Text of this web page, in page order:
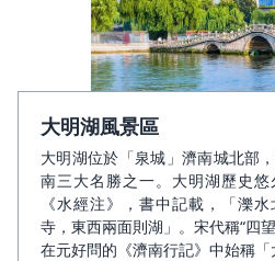
大明湖風景區
大明湖位於「泉城」濟南城北部
南三大名勝之一。大明湖歷史
《水經注》，書中記載，「濼
寺，東西兩面則湖」。宋代稱“四
在元好問的《濟南行記》中始稱「